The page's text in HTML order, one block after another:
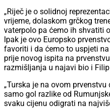
„Riječ je o solidnoj
vrijeme, dolaskom grčkog
vaterpolo pa ćemo ih shvatiti
Ipak je ovo Europsko
favoriti i da ćemo to uspjeti
prije novog ispita na
razmišljanja u najavi bio i
„Turska je na ovom
samo gol razlike od
svaku cijenu odigrati na